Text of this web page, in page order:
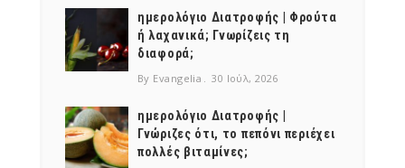
ημερολόγιο Διατροφής | Φρούτα
ή λαχανικά; Γνωρίζεις τη
διαφορά;
By Evangelia 30 Ιούλ, 2026
ημερολόγιο Διατροφής |
Γνώριζες ότι, το πεπόνι περιέχει
πολλές βιταμίνες;